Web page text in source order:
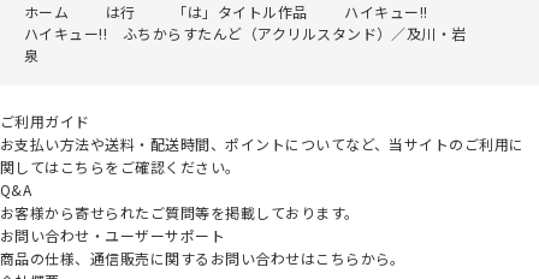
ホーム は行 「は」タイトル作品
ハイキュー!!
ハイキュー!! ふちからすたんど（アクリルスタンド）／及川・岩
泉
ご利用ガイド
お支払い方法や送料・配送時間、ポイントについてなど、当サイトのご利用に
関してはこちらをご確認ください。
Q&A
お客様から寄せられたご質問等を掲載しております。
お問い合わせ・ユーザーサポート
商品の仕様、通信販売に関するお問い合わせはこちらから。